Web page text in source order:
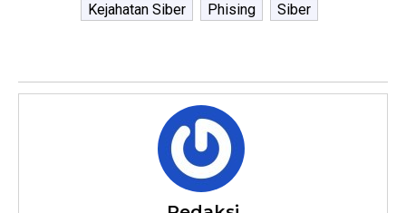
Kejahatan Siber
Phising Siber